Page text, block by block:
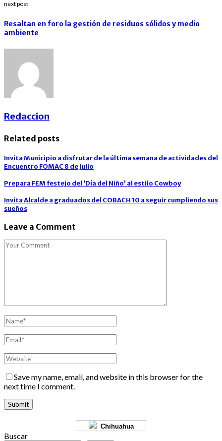
next post
Resaltan en foro la gestión de residuos sólidos y medio
ambiente
Redaccion
Related posts
Invita Municipio a disfrutar de la última semana de actividades del
Encuentro FOMAC 8 de julio
Prepara FEM festejo del ‘Día del Niño’ al estilo Cowboy
Invita Alcalde a graduados del COBACH 10 a seguir cumpliendo sus
sueños
Leave a Comment
Save my name, email, and website in this browser for the
next time I comment.
Chihuahua
Buscar